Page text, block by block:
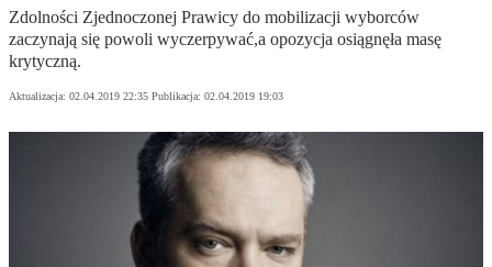
Zdolności Zjednoczonej Prawicy do mobilizacji wyborców
zaczynają się powoli wyczerpywać,a opozycja osiągnęła masę
krytyczną.
Aktualizacja: 02.04.2019 22:35 Publikacja: 02.04.2019 19:03